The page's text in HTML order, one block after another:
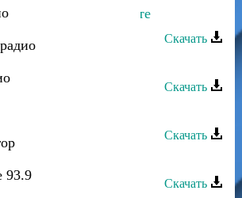
93.9
- Деркаб, дарганте
Скачать
Скачать
- Твое письмо
Скачать
Скачать